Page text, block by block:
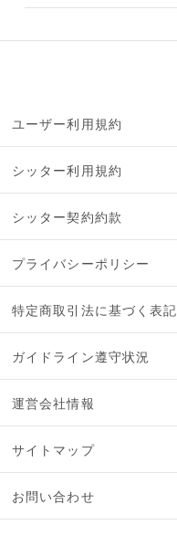
ユーザー利用規約
シッター利用規約
シッター契約約款
プライバシーポリシー
特定商取引法に基づく表記
ガイドライン遵守状況
運営会社情報
サイトマップ
お問い合わせ